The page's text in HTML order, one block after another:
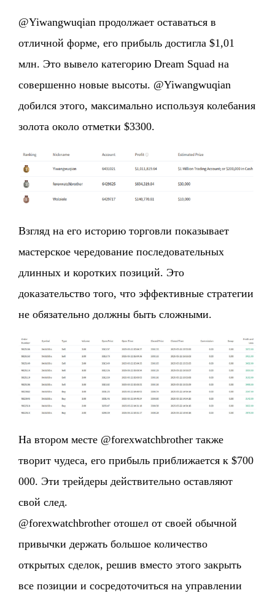
@Yiwangwuqian продолжает оставаться в
отличной форме, его прибыль достигла $1,01
млн. Это вывело категорию Dream Squad на
совершенно новые высоты. @Yiwangwuqian
добился этого, максимально используя колебания
золота около отметки $3300.
Взгляд на его историю торговли показывает
мастерское чередование последовательных
длинных и коротких позиций. Это
доказательство того, что эффективные стратегии
не обязательно должны быть сложными.
На втором месте @forexwatchbrother также
творит чудеса, его прибыль приближается к $700
000. Эти трейдеры действительно оставляют
свой след.
@forexwatchbrother отошел от своей обычной
привычки держать большое количество
открытых сделок, решив вместо этого закрыть
все позиции и сосредоточиться на управлении